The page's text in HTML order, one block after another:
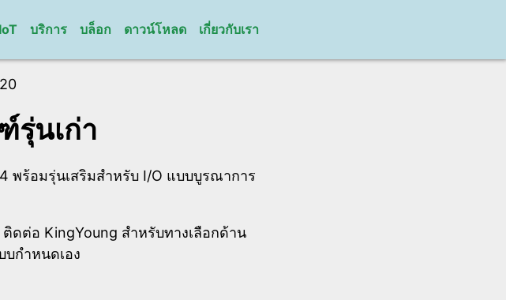
บริการ บล็อก ดาวน์โหลด เกี่ยวกับเรา
รุ่นเก่า
พร้อมรุ่นเสริมสำหรับ I/O แบบบูรณาการ
ดต่อ KingYoung สำหรับทางเลือกด้าน
บกำหนดเอง